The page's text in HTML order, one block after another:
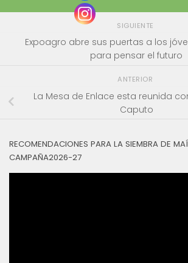
SIGUIENTE
Expoagro abre sus puertas a los
para pensar el futuro
ANTERIOR
La Mesa de Enlace esta reunida
Caputo
RECOMENDACIONES PARA LA SIEMBRA DE
CAMPAÑA2026-27